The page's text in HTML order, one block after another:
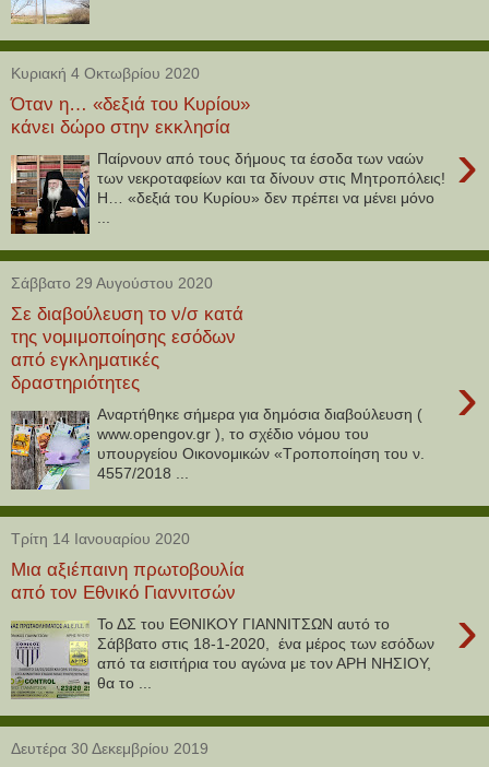
Κυριακή 4 Οκτωβρίου 2020
Όταν η… «δεξιά του Κυρίου»
κάνει δώρο στην εκκλησία
›
Παίρνουν από τους δήμους τα έσοδα των ναών
των νεκροταφείων και τα δίνουν στις Μητροπόλεις!
Η… «δεξιά του Κυρίου» δεν πρέπει να μένει μόνο
Σάββατο 29 Αυγούστου 2020
Σε διαβούλευση το ν/σ κατά
της νομιμοποίησης εσόδων
από εγκληματικές
δραστηριότητες
›
Αναρτήθηκε σήμερα για δημόσια διαβούλευση (
www.opengov.gr ), το σχέδιο νόμου του
υπουργείου Οικονομικών «Τροποποίηση του ν.
4557/2018 ...
Τρίτη 14 Ιανουαρίου 2020
Μια αξιέπαινη πρωτοβουλία
από τον Εθνικό Γιαννιτσών
›
Το ΔΣ του ΕΘΝΙΚΟΥ ΓΙΑΝΝΙΤΣΩΝ αυτό το
Σάββατο στις 18-1-2020, ένα μέρος των εσόδων
από τα εισιτήρια του αγώνα με τον ΑΡΗ ΝΗΣΙΟΥ,
θα το ...
Δευτέρα 30 Δεκεμβρίου 2019